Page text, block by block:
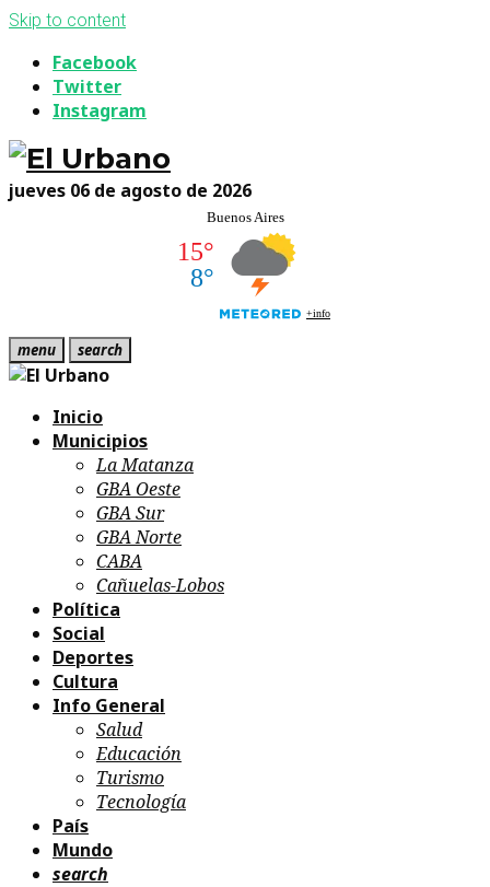
Skip to content
Facebook
Twitter
Instagram
jueves 06 de agosto de 2026
menu search
Inicio
Municipios
La Matanza
GBA Oeste
GBA Sur
GBA Norte
CABA
Cañuelas-Lobos
Política
Social
Deportes
Cultura
Info General
Salud
Educación
Turismo
Tecnología
País
Mundo
search